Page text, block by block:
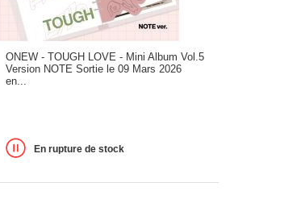
ONEW - TOUGH LOVE - Mini Album Vol.5
Version NOTE Sortie le 09 Mars 2026
en...
En rupture de stock